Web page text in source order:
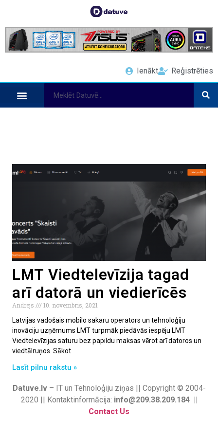
Ienākt Reģistrēties
LMT Viedtelevīzija tagad
arī datorā un viedierīcēs
Andrejs
10. novembris, 2021
Latvijas vadošais mobilo sakaru operators un tehnoloģiju
inovāciju uzņēmums LMT turpmāk piedāvās iespēju LMT
Viedtelevīzijas saturu bez papildu maksas vērot arī datoros un
viedtālruņos. Sākot
Lasīt pilnu rakstu »
Datuve.lv– IT un Tehnoloģiju ziņas || Copyright © 2004-
2020 || Kontaktinformācija: info@209.38.209.184 ||
Contact Us